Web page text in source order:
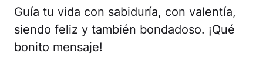
Guía tu vida con sabiduría, con valentía,
siendo feliz y también bondadoso. ¡Qué
bonito mensaje!